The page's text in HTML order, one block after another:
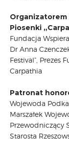
Organizatorem
Piosenki
Fundacja
Dr Anna
Festival”, Prezes
Carpathia
Patronat
Wojewoda
Marszałek
Przewodniczący
Starosta